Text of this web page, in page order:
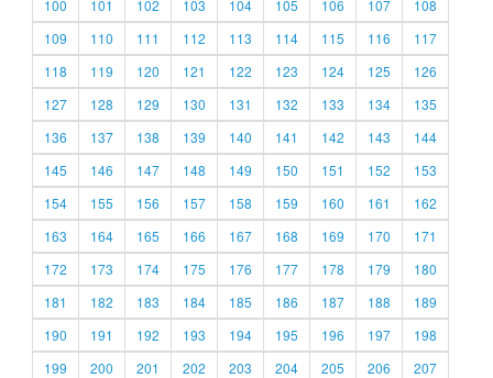
100
101 102 103 104 105 106 107
108
109
110 111 112 113 114 115 116
117
118
119 120 121 122 123 124 125
126
127
128 129 130 131 132 133 134
135
136
137 138 139 140 141 142 143
144
145
146 147 148 149 150 151 152
153
154
155 156 157 158 159 160 161
162
163
164 165 166 167 168 169 170
171
172
173 174 175 176 177 178 179
180
181
182 183 184 185 186 187 188
189
190
191 192 193 194 195 196 197
198
199
200 201 202 203 204 205 206
207